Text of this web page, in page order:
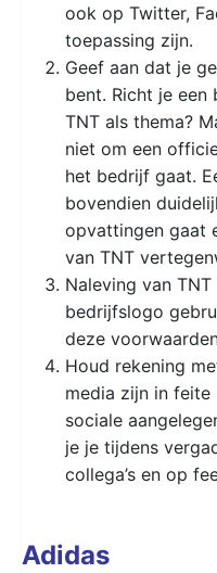
ook op Twitter,
toepassing zijn.
Geef aan dat je
bent. Richt je
TNT als thema?
niet om een
het bedrijf gaat.
bovendien
opvattingen gaat
van TNT
Naleving van
bedrijfslogo
deze
Houd rekening
media zijn in feite
sociale
je je tijdens
collega’s en op
Adidas